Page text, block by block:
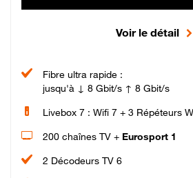
Voir le détail
Fibre ultra rapide :
jusqu'à ↓ 8 Gbit/s ↑ 8 Gbit/s
Livebox 7 : Wifi 7 + 3 Répéteurs
200 chaînes TV + Eurosport 1
2 Décodeurs TV 6